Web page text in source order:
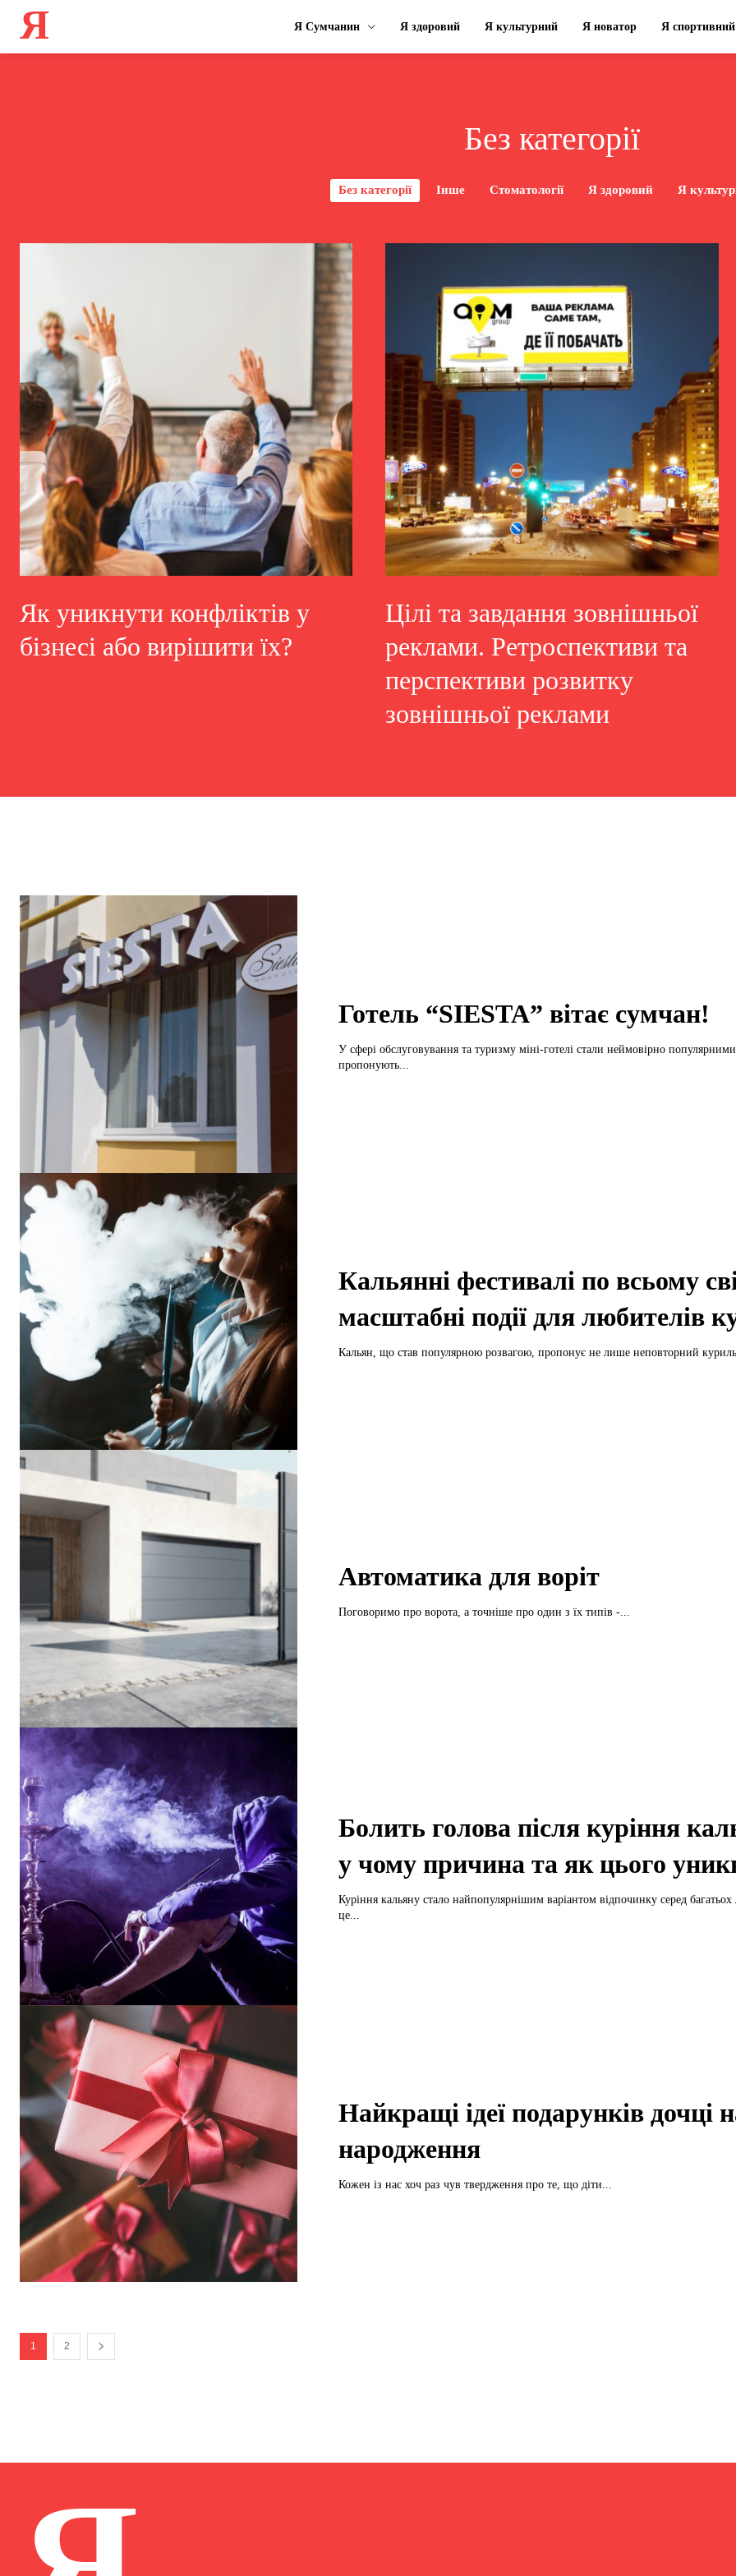
Я Я Сумчанин Я здоровий Я культурний Я новатор Я спортивний
Без категорії
Без категорії Інше Стоматології Я здоровий Я
Як уникнути конфліктів у
бізнесі або вирішити їх?
Цілі та завдання зовнішньої
реклами. Ретроспективи та
перспективи розвитку
зовнішньої реклами
Готель “SIESTA” вітає сумчан!
У сфері обслуговування та туризму міні-готелі стали неймовірно
пропонують...
Кальянні фестивалі по всьому
масштабні події для любителів
Кальян, що став популярною розвагою, пропонує не лише неповторний
Автоматика для воріт
Поговоримо про ворота, а точніше про один з їх типів -...
Болить голова після куріння
у чому причина та як цього
Куріння кальяну стало найпопулярнішим варіантом відпочинку серед
це...
Найкращі ідеї подарунків дочці
народження
Кожен із нас хоч раз чув твердження про те, що діти...
1 2